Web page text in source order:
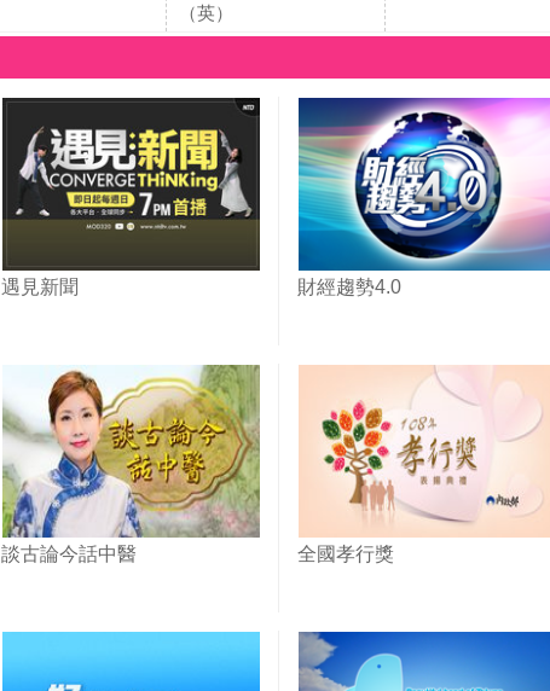
（英）
遇見新聞 財經趨勢4.0
談古論今話中醫 全國孝行獎